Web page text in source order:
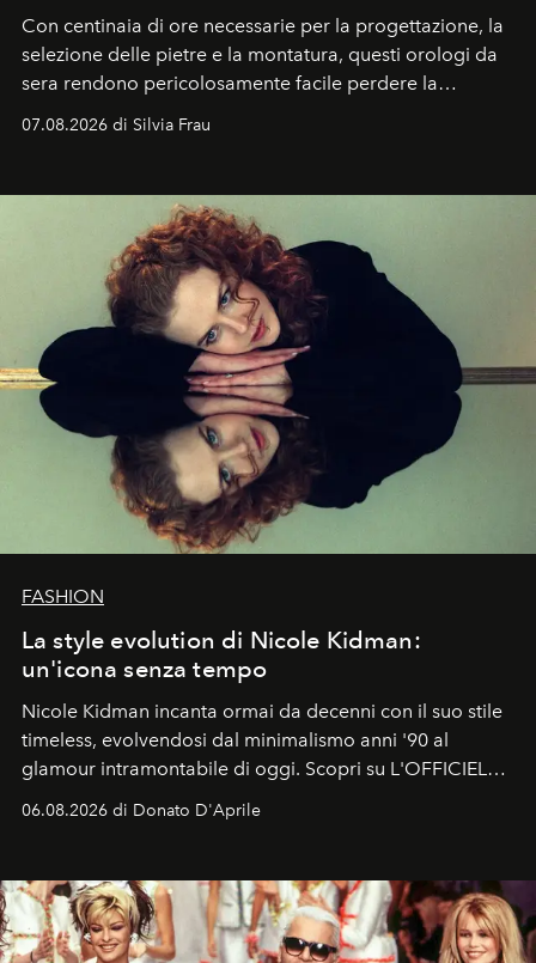
Con centinaia di ore necessarie per la progettazione, la
selezione delle pietre e la montatura, questi orologi da
sera rendono pericolosamente facile perdere la
cognizione del tempo. Ma con quadranti così
07.08.2026 di Silvia Frau
FASHION
La style evolution di Nicole Kidman:
un'icona senza tempo
Nicole Kidman incanta ormai da decenni con il suo stile
timeless, evolvendosi dal minimalismo anni '90 al
glamour intramontabile di oggi. Scopri su L'OFFICIEL
Italia la sua style evolution.
06.08.2026 di Donato D'Aprile